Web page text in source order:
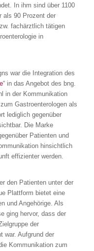
In ihm sind über 1100
als 90 Prozent der
fachärztlich tätigen
in
war die Integration des
“ in das Angebot des bng.
in der Kommunikation
Gastroenterologen als
lediglich gegenüber
Die Marke
Patienten und
hinsichtlich
effizienter werden.
den Patienten unter der
Plattform bietet eine
und Angehörige. Als
ging hervor, dass der
der
war. Aufgrund der
Kommunikation zum